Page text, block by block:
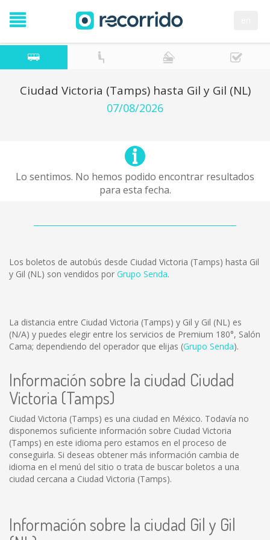
Ciudad Victoria (Tamps) hasta Gil y Gil (NL)
07/08/2026
Lo sentimos. No hemos podido encontrar resultados
para esta fecha.
Los boletos de autobús desde Ciudad Victoria (Tamps) hasta Gil
y Gil (NL) son vendidos por Grupo Senda.
La distancia entre Ciudad Victoria (Tamps) y Gil y Gil (NL) es
(N/A) y puedes elegir entre los servicios de Premium 180°, Salón
Cama; dependiendo del operador que elijas (Grupo Senda).
Información sobre la ciudad Ciudad
Victoria (Tamps)
Ciudad Victoria (Tamps) es una ciudad en México. Todavía no
disponemos suficiente información sobre Ciudad Victoria
(Tamps) en este idioma pero estamos en el proceso de
conseguirla. Si deseas obtener más información cambia de
idioma en el menú del sitio o trata de buscar boletos a una
ciudad cercana a Ciudad Victoria (Tamps).
Información sobre la ciudad Gil y Gil